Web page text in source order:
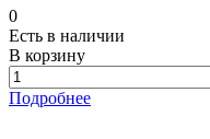
0
Есть в наличии
В корзину
Подробнее